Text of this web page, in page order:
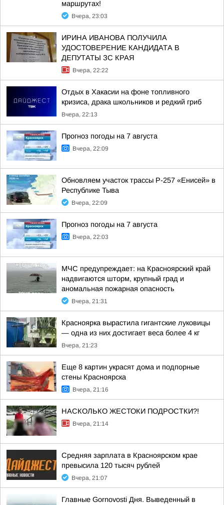
маршрутах!
Вчера, 23:03
ИРИНА ИВАНОВА ПОЛУЧИЛА
УДОСТОВЕРЕНИЕ КАНДИДАТА В
ДЕПУТАТЫ ЗС КРАЯ
Вчера, 22:22
Отдых в Хакасии на фоне топливного
кризиса, драка школьников и редкий гриб
Вчера, 22:13
Прогноз погоды на 7 августа
Вчера, 22:09
Обновляем участок трассы Р-257 «Енисей» в
Республике Тыва
Вчера, 22:09
Прогноз погоды на 7 августа
Вчера, 22:03
МЧС предупреждает: на Красноярский край
надвигаются шторм, крупный град и
аномальная пожарная опасность
Вчера, 21:31
Красноярка вырастила гигантские луковицы
— одна из них достигает веса более 4 кг
Вчера, 21:23
Еще 8 картин украсят дома и подпорные
стены Красноярска
Вчера, 21:16
НАСКОЛЬКО ЖЕСТОКИ ПОДРОСТКИ?!
Вчера, 21:14
Средняя зарплата в Красноярском крае
превысила 120 тысяч рублей
Вчера, 21:07
Главные Gornovosti Дня. Выведенный в